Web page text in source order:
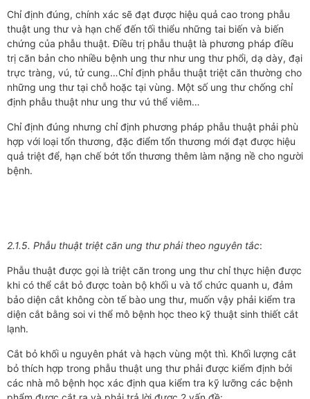
Chỉ định đúng, chính xác sẽ đạt được hiệu quả cao trong phẫu
thuật ung thư và hạn chế đến tối thiểu những tai biến và biến
chứng của phẫu thuật. Điều trị phẫu thuật là phương pháp điều
trị căn bản cho nhiều bệnh ung thư như ung thư phổi, dạ dày, đại
trực tràng, vú, tử cung…Chỉ định phẫu thuật triệt căn thường cho
những ung thư tại chỗ hoặc tại vùng. Một số ung thư chống chỉ
định phẫu thuật như ung thư vú thể viêm…
Chỉ định đúng nhưng chỉ định phương pháp phẫu thuật phải phù
hợp với loại tổn thương, đặc điểm tổn thương mới đạt được hiệu
quả triệt để, hạn chế bớt tổn thương thêm làm nặng nề cho người
bệnh.
2.1.5. Phẫu thuật triệt căn ung thư phải theo nguyên tắc:
Phẫu thuật được gọi là triệt căn trong ung thư chỉ thực hiện được
khi có thể cắt bỏ được toàn bộ khối u và tổ chức quanh u, đảm
bảo diện cắt không còn tế bào ung thư, muốn vậy phải kiểm tra
diện cắt bằng soi vi thể mô bệnh học theo kỹ thuật sinh thiết cắt
lạnh.
Cắt bỏ khối u nguyên phát và hạch vùng một thì. Khối lượng cắt
bỏ thích hợp trong phẫu thuật ung thư phải được kiểm định bởi
các nhà mô bệnh học xác định qua kiểm tra kỹ lưỡng các bệnh